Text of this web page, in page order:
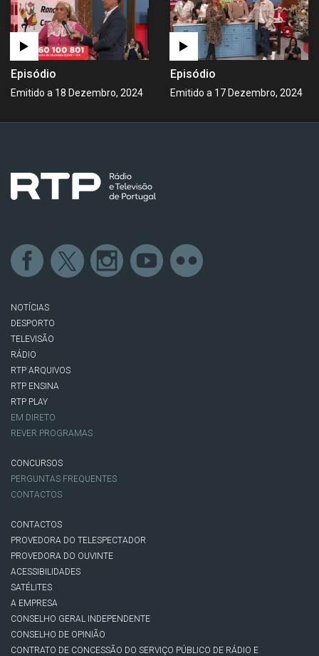
Episódio
Emitido a 18 Dezembro, 2024
Episódio
Emitido a 17 Dezembro, 2024
NOTÍCIAS
DESPORTO
TELEVISÃO
RÁDIO
RTP ARQUIVOS
RTP ENSINA
RTP PLAY
EM DIRETO
REVER PROGRAMAS
CONCURSOS
PERGUNTAS FREQUENTES
CONTACTOS
CONTACTOS
PROVEDORA DO TELESPECTADOR
PROVEDORA DO OUVINTE
ACESSIBILIDADES
SATÉLITES
A EMPRESA
CONSELHO GERAL INDEPENDENTE
CONSELHO DE OPINIÃO
CONTRATO DE CONCESSÃO DO SERVIÇO PÚBLICO DE RÁDIO E